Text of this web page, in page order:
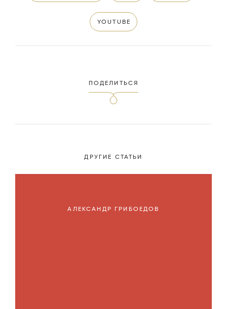
YOUTUBE
ПОДЕЛИТЬСЯ
ДРУГИЕ СТАТЬИ
АЛЕКСАНДР ГРИБОЕДОВ